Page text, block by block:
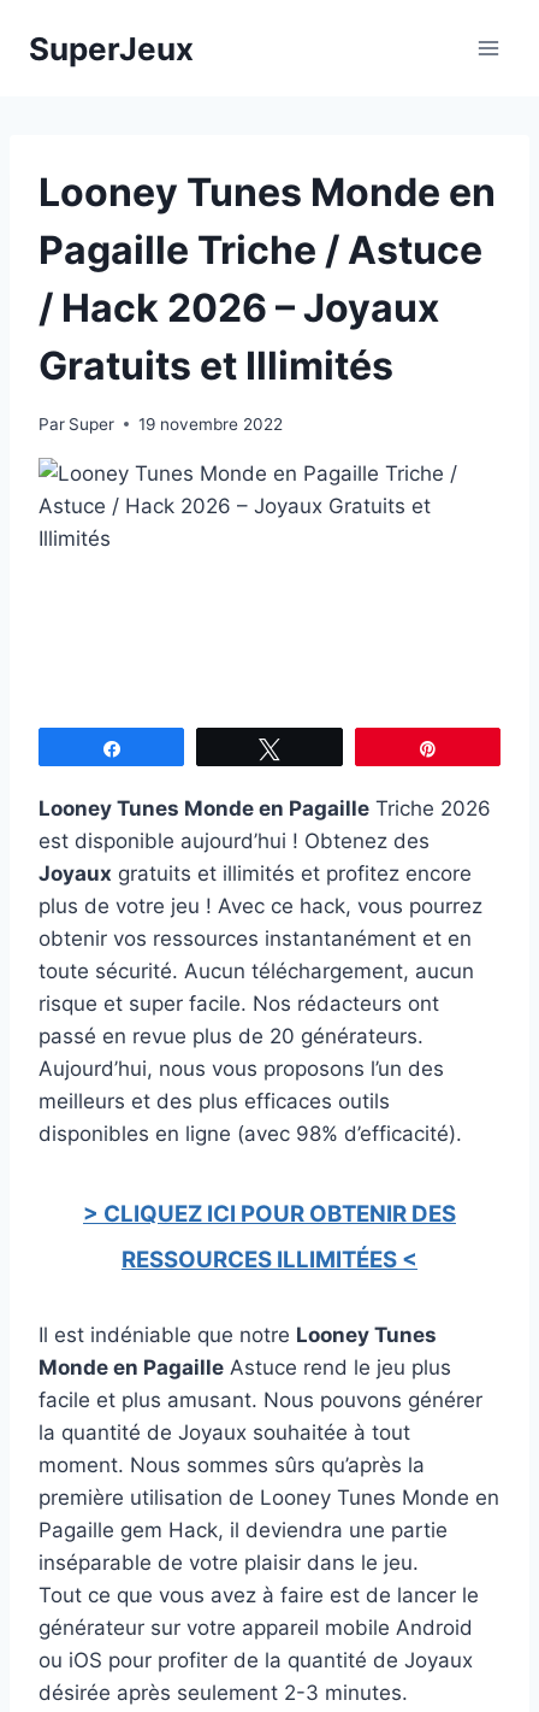
SuperJeux
Looney Tunes Monde en
Pagaille Triche / Astuce
/ Hack 2026 – Joyaux
Gratuits et Illimités
Par Super 19 novembre 2022
Looney Tunes Monde en Pagaille Triche 2026
est disponible aujourd’hui ! Obtenez des
Joyaux gratuits et illimités et profitez encore
plus de votre jeu ! Avec ce hack, vous pourrez
obtenir vos ressources instantanément et en
toute sécurité. Aucun téléchargement, aucun
risque et super facile. Nos rédacteurs ont
passé en revue plus de 20 générateurs.
Aujourd’hui, nous vous proposons l’un des
meilleurs et des plus efficaces outils
disponibles en ligne (avec 98% d’efficacité).
> CLIQUEZ ICI POUR OBTENIR DES
RESSOURCES ILLIMITÉES <
Il est indéniable que notre Looney Tunes
Monde en Pagaille Astuce rend le jeu plus
facile et plus amusant. Nous pouvons générer
la quantité de Joyaux souhaitée à tout
moment. Nous sommes sûrs qu’après la
première utilisation de Looney Tunes Monde en
Pagaille gem Hack, il deviendra une partie
inséparable de votre plaisir dans le jeu.
Tout ce que vous avez à faire est de lancer le
générateur sur votre appareil mobile Android
ou iOS pour profiter de la quantité de Joyaux
désirée après seulement 2-3 minutes.